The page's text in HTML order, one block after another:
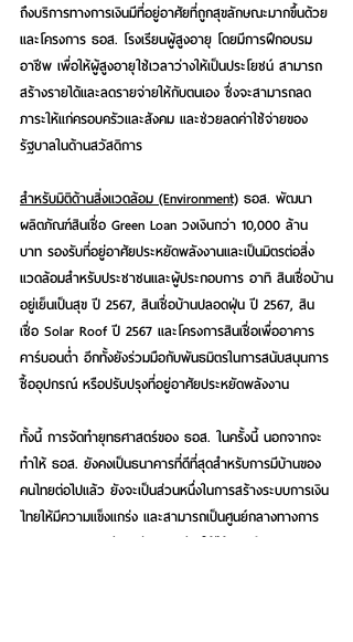
ถึงบริการทางการเงินมีที่อยู่อาศัยที่ถูกสุขลักษณะมากขึ้นด้วย
และโครงการ ธอส. โรงเรียนผู้สูงอายุ โดยมีการฝึกอบรม
อาชีพ เพื่อให้ผู้สูงอายุใช้เวลาว่างให้เป็นประโยชน์ สามารถ
สร้างรายได้และลดรายจ่ายให้กับตนเอง ซึ่งจะสามารถลด
ภาระให้แก่ครอบครัวและสังคม และช่วยลดค่าใช้จ่ายของ
รัฐบาลในด้านสวัสดิการ
สำหรับมิติด้านสิ่งแวดล้อม (Environment) ธอส. พัฒนา
ผลิตภัณฑ์สินเชื่อ Green Loan วงเงินกว่า 10,000 ล้าน
บาท รองรับที่อยู่อาศัยประหยัดพลังงานและเป็นมิตรต่อสิ่ง
แวดล้อมสำหรับประชาชนและผู้ประกอบการ อาทิ สินเชื่อบ้าน
อยู่เย็นเป็นสุข ปี 2567, สินเชื่อบ้านปลอดฝุ่น ปี 2567, สิน
เชื่อ Solar Roof ปี 2567 และโครงการสินเชื่อเพื่ออาคาร
คาร์บอนต่ำ อีกทั้งยังร่วมมือกับพันธมิตรในการสนับสนุนการ
ซื้ออุปกรณ์ หรือปรับปรุงที่อยู่อาศัยประหยัดพลังงาน
ทั้งนี้ การจัดทำยุทธศาสตร์ของ ธอส. ในครั้งนี้ นอกจากจะ
ทำให้ ธอส. ยังคงเป็นธนาคารที่ดีที่สุดสำหรับการมีบ้านของ
คนไทยต่อไปแล้ว ยังจะเป็นส่วนหนึ่งในการสร้างระบบการเงิน
ไทยให้มีความแข็งแกร่ง และสามารถเป็นศูนย์กลางทางการ
เงินของภูมิภาคเอเชียตะวันออกเฉียงใต้ได้ตามเป้าหมายของ